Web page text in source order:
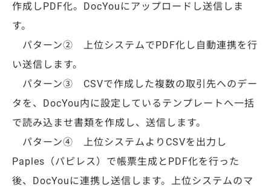
作成しPDF化。DocYouにアップロードし送信しま
す。
パターン② 上位システムでPDF化し自動連携を行
い送信します。
パターン③ CSVで作成した複数の取引先へのデー
タを、DocYou内に設定しているテンプレートへ一括
で読み込ませ書類を作成し、送信します。
パターン④ 上位システムよりCSVを出力し
Paples（パピレス）で帳票生成とPDF化を行った
後、DocYouに連携し送信します。 上位システムのマ